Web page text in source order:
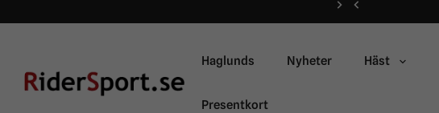
Haglunds Nyheter Häst
Presentkort